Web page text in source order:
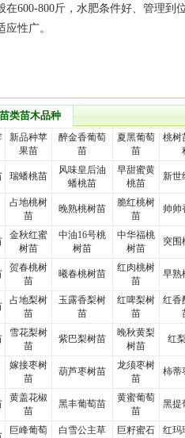
在600-800斤，水肥条件好、管理到
应性广。
类苗木品种
新品种苹
果苗
醉金香葡萄
苗
夏黑葡萄
苗
桃树
瑞蟠桃苗
风味皇后油
蟠桃苗
早甜蜜黄
桃苗
新世
占地桃树
苗
晚熟桃树苗
脆红桃树
苗
帅帅
金秋红蜜
树苗
中油16号桃
树苗
中华福桃
树苗
突围
贺春桃树
苗
曦春桃树苗
红肉桃树
苗
早熟
占地梨树
苗
玉露香梨树
苗
红啤梨树
苗
红香
雪花梨树
苗
紫巴梨树苗
晚秋黄梨
树苗
红
嫁接枣树
苗
葫芦枣树苗
龙须枣树
苗
柿蒂
黄盖花椒
苗
黑丰葡萄苗
黄蜜葡萄
苗
黑提
巨峰葡萄 白雪公主草 巨籽蜜石 红玛